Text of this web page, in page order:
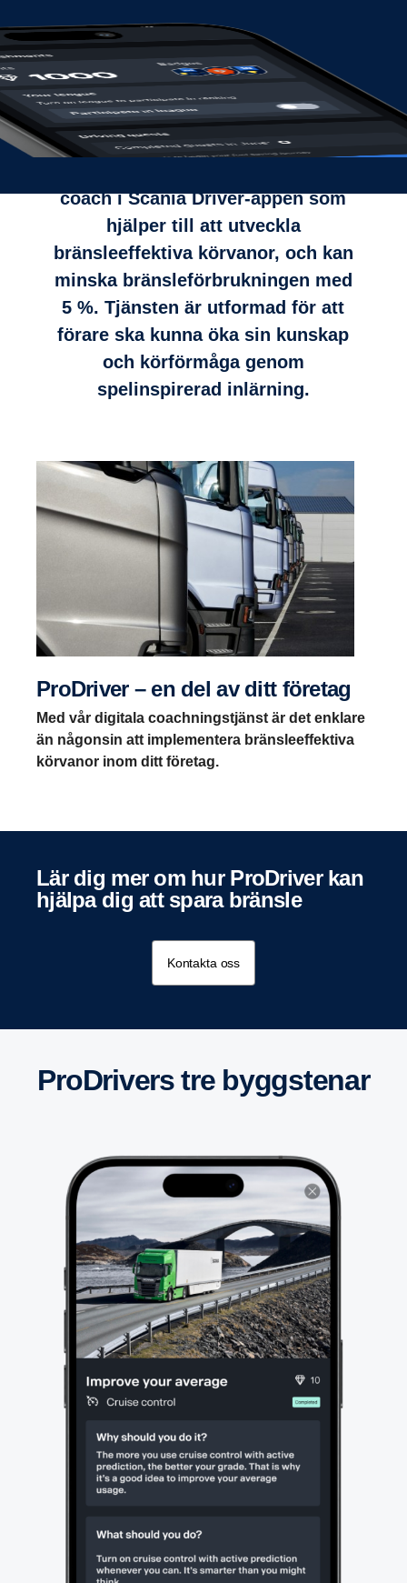
coach i Scania Driver-appen som
hjälper till att utveckla
bränsleeffektiva körvanor, och kan
minska bränsleförbrukningen med
5 %. Tjänsten är utformad för att
förare ska kunna öka sin kunskap
och körförmåga genom
spelinspirerad inlärning.
ProDriver – en del av ditt företag
Med vår digitala coachningstjänst är det enklare
än någonsin att implementera bränsleeffektiva
körvanor inom ditt företag.
Lär dig mer om hur ProDriver kan
hjälpa dig att spara bränsle
Kontakta oss
ProDri­vers tre byggstenar